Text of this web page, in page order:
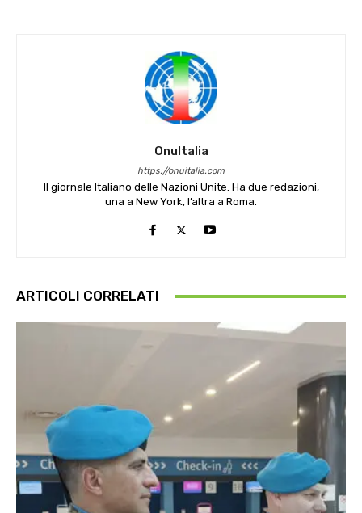
OnuItalia
https://onuitalia.com
Il giornale Italiano delle Nazioni Unite. Ha due redazioni,
una a New York, l’altra a Roma.
ARTICOLI CORRELATI